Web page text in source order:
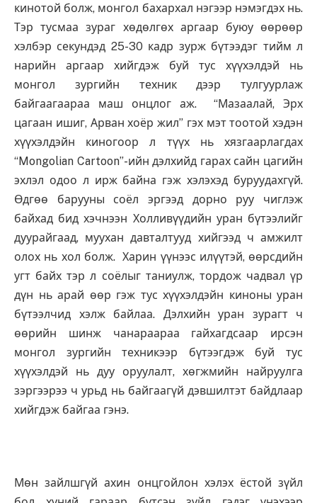
кинотой болж, монгол бахархал нэгээр нэмэгдэх нь.
Тэр тусмаа зураг хөдөлгөх аргаар буюу өөрөөр
хэлбэр секундэд 25-30 кадр зурж бүтээдэг тийм л
нарийн аргаар хийгдэж буй тус хүүхэлдэй нь
монгол зургийн техник дээр тулгуурлаж
байгаагаараа маш онцлог аж. “Мазаалай, Эрх
цагаан ишиг, Арван хоёр жил” гэх мэт тоотой хэдэн
хүүхэлдэйн киногоор л түүх нь хязгаарлагдах
“Mongolian Cartoon”-ийн дэлхийд гарах сайн цагийн
эхлэл одоо л ирж байна гэж хэлэхэд буруудахгүй.
Өдгөө барууны соёл эргээд дорно руу чиглэж
байхад бид хэчнээн Холливүүдийн уран бүтээлийг
дуурайгаад, муухан давталтууд хийгээд ч амжилт
олох нь хол болж. Харин үүнээс илүүтэй, өөрсдийн
угт байх тэр л соёлыг таниулж, тордож чадвал үр
дүн нь арай өөр гэж тус хүүхэлдэйн киноны уран
бүтээлчид хэлж байлаа. Дэлхийн уран зурагт ч
өөрийн шинж чанараараа гайхагдсаар ирсэн
монгол зургийн техникээр бүтээгдэж буй тус
хүүхэлдэй нь дуу оруулалт, хөгжмийн найруулга
зэргээрээ ч урьд нь байгаагүй дэвшилтэт байдлаар
хийгдэж байгаа гэнэ.
Мөн зайлшгүй ахин онцгойлон хэлэх ёстой зүйл